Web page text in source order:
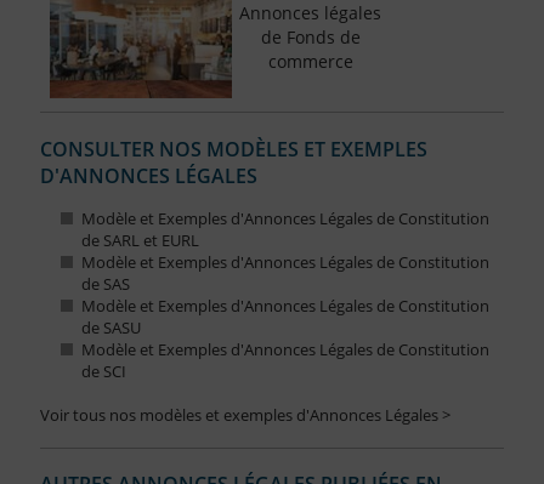
Annonces légales
de Fonds de
commerce
CONSULTER NOS MODÈLES ET EXEMPLES
D'ANNONCES LÉGALES
Modèle et Exemples d'Annonces Légales de Constitution
de SARL et EURL
Modèle et Exemples d'Annonces Légales de Constitution
de SAS
Modèle et Exemples d'Annonces Légales de Constitution
de SASU
Modèle et Exemples d'Annonces Légales de Constitution
de SCI
Voir tous nos modèles et exemples d'Annonces Légales >